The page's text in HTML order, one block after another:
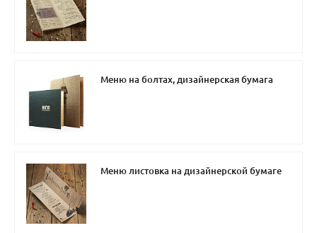
Меню на болтах, дизайнерская бумага
Меню листовка на дизайнерской бумаге